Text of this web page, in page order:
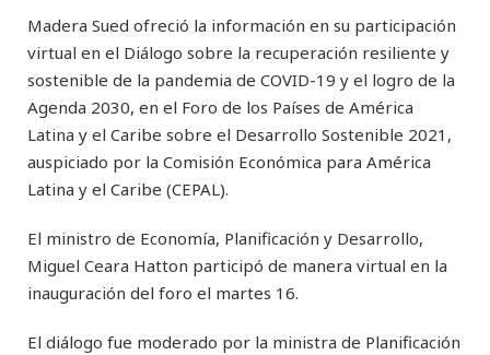
Madera Sued ofreció la información en su participación
virtual en el Diálogo sobre la recuperación resiliente y
sostenible de la pandemia de COVID-19 y el logro de la
Agenda 2030, en el Foro de los Países de América
Latina y el Caribe sobre el Desarrollo Sostenible 2021,
auspiciado por la Comisión Económica para América
Latina y el Caribe (CEPAL).
El ministro de Economía, Planificación y Desarrollo,
Miguel Ceara Hatton participó de manera virtual en la
inauguración del foro el martes 16.
El diálogo fue moderado por la ministra de Planificación